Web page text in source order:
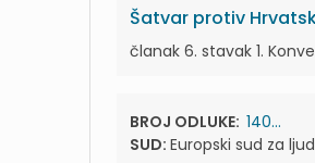
Šatvar protiv
članak 6. stavak 1.
BROJ ODLUKE: 140...
SUD: Europski sud za